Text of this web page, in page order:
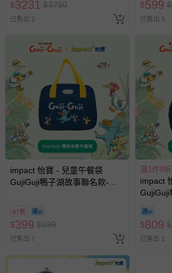
若您對於會員帳號、商品訂購與資訊
式、折價券與購物金的使用、退貨及
預購商品：預購為海外同步代購，遇
助取消退款事宜。
商品如因「價格、組合」等錯誤原因
會主動以簡訊及mail通知訂單取消事
償。
件組（午餐袋、三角筆袋）
$3231 $3790
已售出 2
$599 $
已售出 6
impact 怡寶 - 兒童午餐袋
GujiGuji鴨子湖故事聯名款-深
57折
$399 $699
已售出 7
滿1件9折
impact
GujiGuji
$809 $
已售出 2